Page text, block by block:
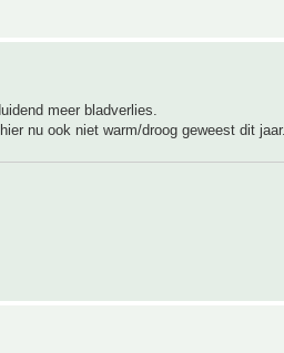
meer bladverlies.
nu ook niet warm/droog geweest dit jaar.